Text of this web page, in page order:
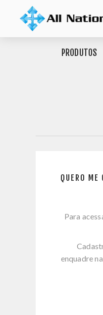
PRODUTOS
QUERO ME
Para
enquadre